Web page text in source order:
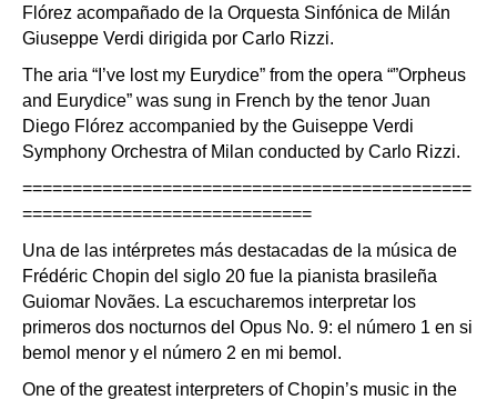
Flórez acompañado de la Orquesta Sinfónica de Milán
Giuseppe Verdi dirigida por Carlo Rizzi.
The aria “I’ve lost my Eurydice” from the opera “”Orpheus
and Eurydice” was sung in French by the tenor Juan
Diego Flórez accompanied by the Guiseppe Verdi
Symphony Orchestra of Milan conducted by Carlo Rizzi.
=============================================
=============================
Una de las intérpretes más destacadas de la música de
Frédéric Chopin del siglo 20 fue la pianista brasileña
Guiomar Novães. La escucharemos interpretar los
primeros dos nocturnos del Opus No. 9: el número 1 en si
bemol menor y el número 2 en mi bemol.
One of the greatest interpreters of Chopin’s music in the